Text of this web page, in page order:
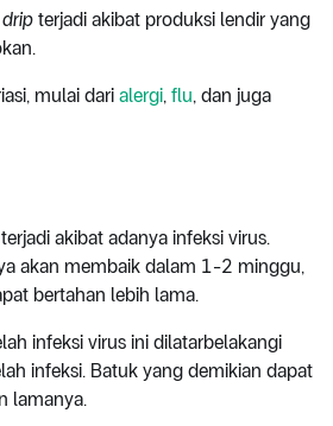
terjadi akibat produksi lendir yang
mulai dari alergi, flu, dan juga
akibat adanya infeksi virus.
akan membaik dalam 1-2 minggu,
bertahan lebih lama.
infeksi virus ini dilatarbelakangi
infeksi. Batuk yang demikian dapat
lamanya.